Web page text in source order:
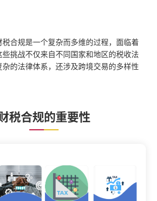
税合规是一个复杂而多维的过程，面临着
些挑战不仅来自不同国家和地区的税收法
杂的法律体系，还涉及跨境交易的多样性
税合规的重要性